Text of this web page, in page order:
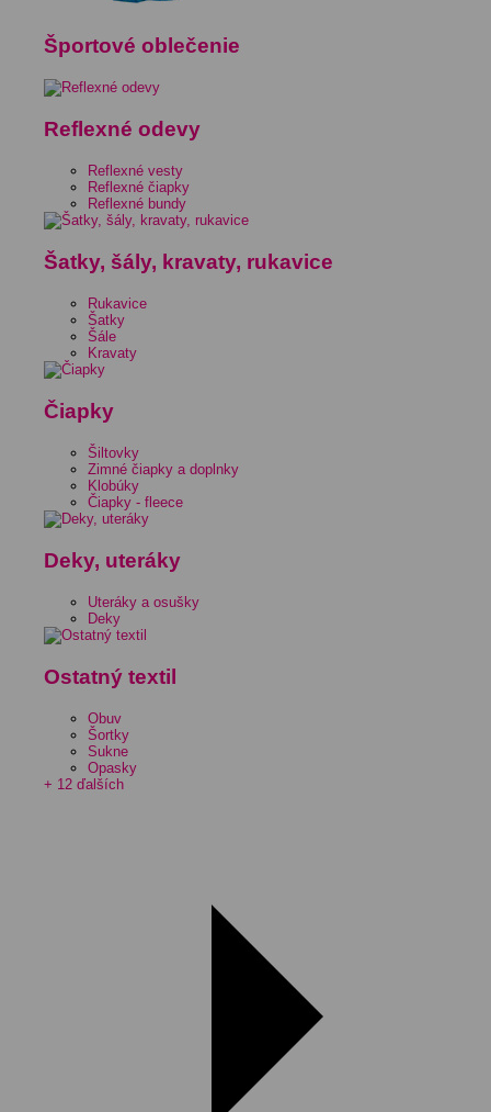
Športové oblečenie
Reflexné odevy
Reflexné vesty
Reflexné čiapky
Reflexné bundy
Šatky, šály, kravaty, rukavice
Rukavice
Šatky
Šále
Kravaty
Čiapky
Šiltovky
Zimné čiapky a doplnky
Klobúky
Čiapky - fleece
Deky, uteráky
Uteráky a osušky
Deky
Ostatný textil
Obuv
Šortky
Sukne
Opasky
+ 12 ďalších